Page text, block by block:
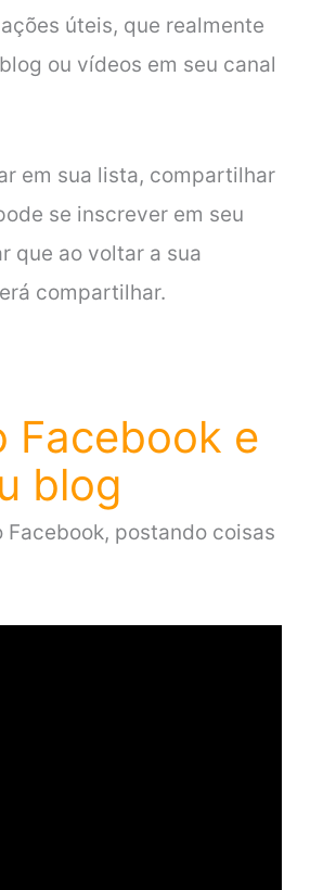
úteis, que realmente
ou vídeos em seu canal
em sua lista, compartilhar
se inscrever em seu
que ao voltar a sua
compartilhar.
Facebook e
blog
postando coisas